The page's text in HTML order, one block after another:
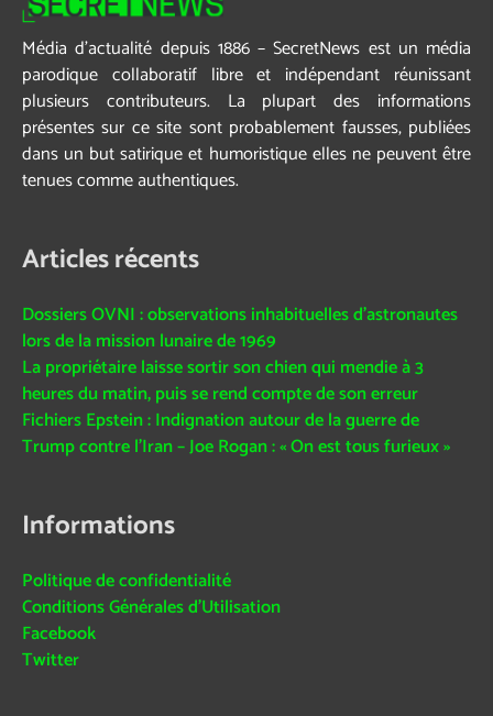
Média d’actualité depuis 1886 – SecretNews est un média
parodique collaboratif libre et indépendant réunissant
plusieurs contributeurs. La plupart des informations
présentes sur ce site sont probablement fausses, publiées
dans un but satirique et humoristique elles ne peuvent être
tenues comme authentiques.
Articles récents
Dossiers OVNI : observations inhabituelles d’astronautes
lors de la mission lunaire de 1969
La propriétaire laisse sortir son chien qui mendie à 3
heures du matin, puis se rend compte de son erreur
Fichiers Epstein : Indignation autour de la guerre de
Trump contre l’Iran – Joe Rogan : « On est tous furieux »
Informations
Politique de confidentialité
Conditions Générales d’Utilisation
Facebook
Twitter